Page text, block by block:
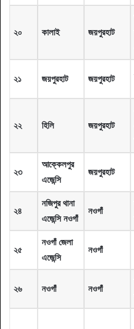
২০ কালাই জয়পুরহাট
২১ জয়পুরহাট জয়পুরহাট
২২ হিলি জয়পুরহাট
২৩
আক্কেলপুর
এজেন্সি
জয়পুরহাট
২৪
নজিপুর থানা
এজেন্সি নওগাঁ
নওগাঁ
২৫
নওগাঁ জেলা
এজেন্সি
নওগাঁ
২৬ নওগাঁ নওগাঁ